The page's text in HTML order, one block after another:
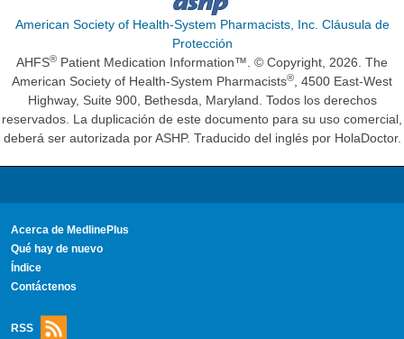
American Society of Health-System Pharmacists, Inc. Cláusula de
Protección
AHFS® Patient Medication Information™. © Copyright, 2026. The
American Society of Health-System Pharmacists®, 4500 East-West
Highway, Suite 900, Bethesda, Maryland. Todos los derechos
reservados. La duplicación de este documento para su uso comercial,
deberá ser autorizada por ASHP. Traducido del inglés por HolaDoctor.
Acerca de MedlinePlus
Qué hay de nuevo
Índice
Contáctenos
RSS